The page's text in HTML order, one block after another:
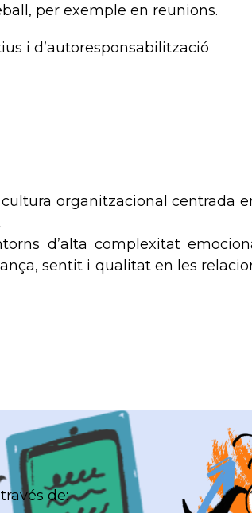
per exemple en reunions.
i d’autoresponsabilització
organitzacional centrada
d’alta complexitat
sentit i qualitat en les
de: